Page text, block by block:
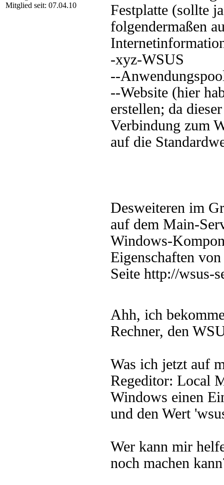
Mitglied seit: 07.04.10
Festplatte (sollte
folgendermaßen
-xyz-WSUS
--
--Website (hier
erstellen; da
Verbindung zum
auf die
Desweiteren im
auf dem Main-
Windows-
Eigenschaften
Seite http://wsus-
Ahh, ich
Rechner, den
Was ich jetzt auf
Regeditor: Local
Windows einen
und den Wert
Wer kann mir
noch machen